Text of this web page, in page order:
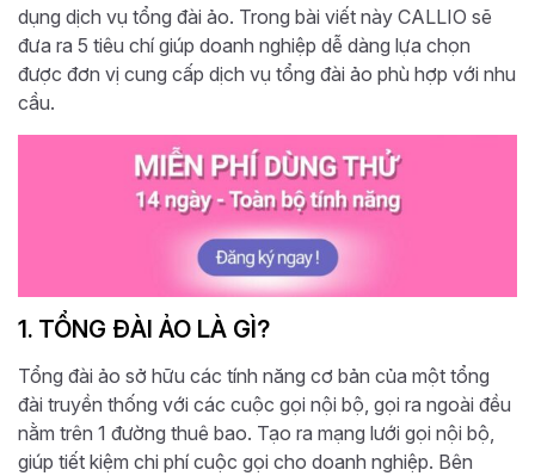
dụng dịch vụ tổng đài ảo. Trong bài viết này CALLIO sẽ
đưa ra 5 tiêu chí giúp doanh nghiệp dễ dàng lựa chọn
được đơn vị cung cấp dịch vụ tổng đài ảo phù hợp với nhu
cầu.
1. TỔNG ĐÀI ẢO LÀ GÌ?
Tổng đài ảo sở hữu các tính năng cơ bản của một tổng
đài truyền thống với các cuộc gọi nội bộ, gọi ra ngoài đều
nằm trên 1 đường thuê bao. Tạo ra mạng lưới gọi nội bộ,
giúp tiết kiệm chi phí cuộc gọi cho doanh nghiệp. Bên